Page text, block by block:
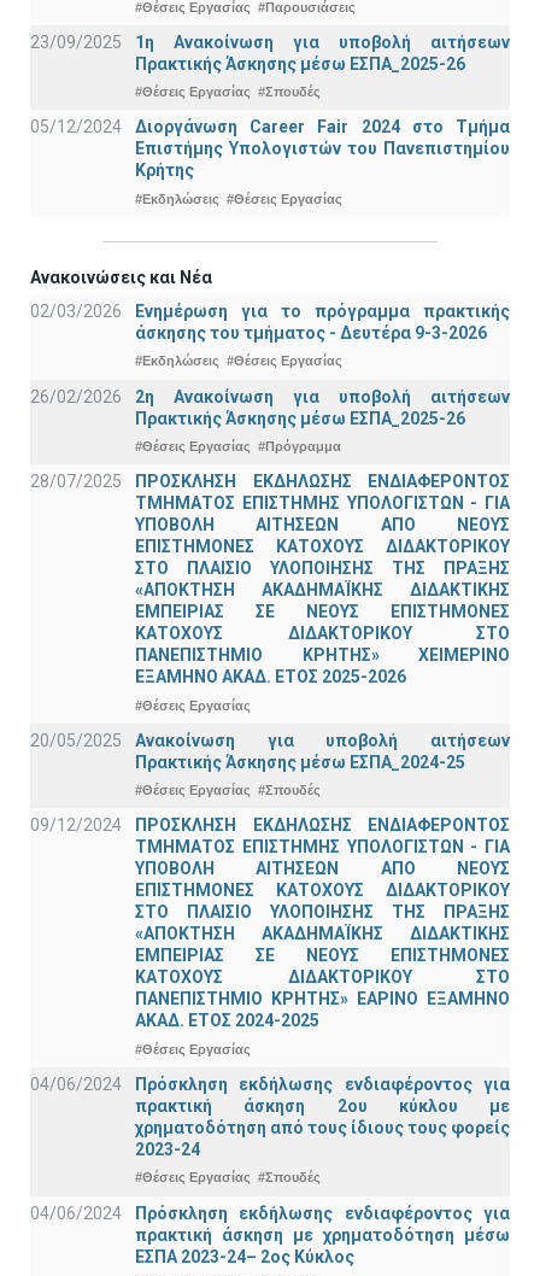
#Θέσεις Εργασίας #Παρουσιάσεις
23/09/2025
1η Ανακοίνωση για υποβολή αιτήσεων
Πρακτικής Άσκησης μέσω ΕΣΠΑ_2025-26
#Θέσεις Εργασίας #Σπουδές
05/12/2024
Διοργάνωση Career Fair 2024 στο Τμήμα
Επιστήμης Υπολογιστών του Πανεπιστημίου
Κρήτης
#Εκδηλώσεις #Θέσεις Εργασίας
Ανακοινώσεις και Νέα
02/03/2026
Ενημέρωση για το πρόγραμμα πρακτικής
άσκησης του τμήματος - Δευτέρα 9-3-2026
#Εκδηλώσεις #Θέσεις Εργασίας
26/02/2026
2η Ανακοίνωση για υποβολή αιτήσεων
Πρακτικής Άσκησης μέσω ΕΣΠΑ_2025-26
#Θέσεις Εργασίας #Πρόγραμμα
28/07/2025
ΠΡΟΣΚΛΗΣΗ ΕΚΔΗΛΩΣΗΣ ΕΝΔΙΑΦΕΡΟΝΤΟΣ
ΤΜΗΜΑΤΟΣ ΕΠΙΣΤΗΜΗΣ ΥΠΟΛΟΓΙΣΤΩΝ - ΓΙΑ
ΥΠΟΒΟΛΗ ΑΙΤΗΣΕΩΝ ΑΠΟ ΝΕΟΥΣ
ΕΠΙΣΤΗΜΟΝΕΣ ΚΑΤΟΧΟΥΣ ΔΙΔΑΚΤΟΡΙΚΟΥ
ΣΤΟ ΠΛΑΙΣΙΟ ΥΛΟΠΟΙΗΣΗΣ ΤΗΣ ΠΡΑΞΗΣ
«ΑΠΟΚΤΗΣΗ ΑΚΑΔΗΜΑΪΚΗΣ ΔΙΔΑΚΤΙΚΗΣ
ΕΜΠΕΙΡΙΑΣ ΣΕ ΝΕΟΥΣ ΕΠΙΣΤΗΜΟΝΕΣ
ΚΑΤΟΧΟΥΣ ΔΙΔΑΚΤΟΡΙΚΟΥ ΣΤΟ
ΠΑΝΕΠΙΣΤΗΜΙΟ ΚΡΗΤΗΣ» ΧΕΙΜΕΡΙΝΟ
ΕΞΑΜΗΝΟ ΑΚΑΔ. ΕΤΟΣ 2025-2026
#Θέσεις Εργασίας
20/05/2025
Ανακοίνωση για υποβολή αιτήσεων
Πρακτικής Άσκησης μέσω ΕΣΠΑ_2024-25
#Θέσεις Εργασίας #Σπουδές
09/12/2024
ΠΡΟΣΚΛΗΣΗ ΕΚΔΗΛΩΣΗΣ ΕΝΔΙΑΦΕΡΟΝΤΟΣ
ΤΜΗΜΑΤΟΣ ΕΠΙΣΤΗΜΗΣ ΥΠΟΛΟΓΙΣΤΩΝ - ΓΙΑ
ΥΠΟΒΟΛΗ ΑΙΤΗΣΕΩΝ ΑΠΟ ΝΕΟΥΣ
ΕΠΙΣΤΗΜΟΝΕΣ ΚΑΤΟΧΟΥΣ ΔΙΔΑΚΤΟΡΙΚΟΥ
ΣΤΟ ΠΛΑΙΣΙΟ ΥΛΟΠΟΙΗΣΗΣ ΤΗΣ ΠΡΑΞΗΣ
«ΑΠΟΚΤΗΣΗ ΑΚΑΔΗΜΑΪΚΗΣ ΔΙΔΑΚΤΙΚΗΣ
ΕΜΠΕΙΡΙΑΣ ΣΕ ΝΕΟΥΣ ΕΠΙΣΤΗΜΟΝΕΣ
ΚΑΤΟΧΟΥΣ ΔΙΔΑΚΤΟΡΙΚΟΥ ΣΤΟ
ΠΑΝΕΠΙΣΤΗΜΙΟ ΚΡΗΤΗΣ» ΕΑΡΙΝΟ ΕΞΑΜΗΝΟ
ΑΚΑΔ. ΕΤΟΣ 2024-2025
#Θέσεις Εργασίας
04/06/2024
Πρόσκληση εκδήλωσης ενδιαφέροντος για
πρακτική άσκηση 2ου κύκλου με
χρηματοδότηση από τους ίδιους τους φορείς
2023-24
#Θέσεις Εργασίας #Σπουδές
04/06/2024
Πρόσκληση εκδήλωσης ενδιαφέροντος για
πρακτική άσκηση με χρηματοδότηση μέσω
ΕΣΠΑ 2023-24– 2ος Κύκλος